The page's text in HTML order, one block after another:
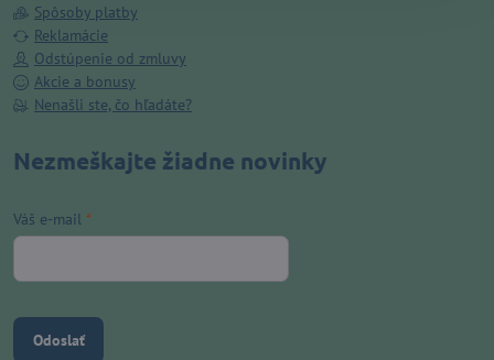
Spôsoby platby
Reklamácie
Odstúpenie od zmluvy
Akcie a bonusy
Nenašli ste, čo hľadáte?
Nezmeškajte žiadne novinky
Váš e-mail *
Odoslať